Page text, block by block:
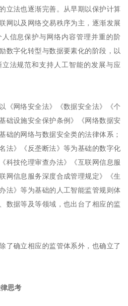
立法也逐渐完善。从早期以保护计算
网以及网络交易秩序为主，逐渐发展
信息保护与网络内容管理并重的阶
数字化转型与数据要素化的阶段，以
法规范和支持人工智能的发展与应
《网络安全法》《数据安全法》《个
础设施安全保护条例》《网络数据安
础的网络与数据安全类的法律体系；
法》《反垄断法》等为基础的数字化
科技伦理审查办法》《互联网信息服
网信息服务深度合成管理规定》《生
法》等为基础的人工智能监管规则体
数据等及等领域，也出台了相应的监
了确立相应的监管体系外，也确立了
思考